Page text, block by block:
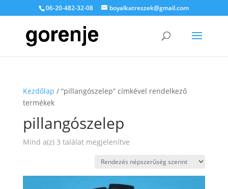
06-20-482-32-08 boyalkatreszek@gmail.com
Kezdőlap / “pillangószelep” címkével rendelkező
termékek
pillangószelep
Mind a(z) 3 találat megjelenítveSorted
popularity